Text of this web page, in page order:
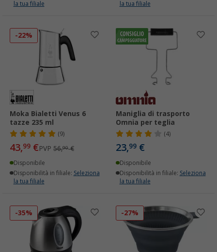
la tua filiale
la tua filiale
-22%
Moka Bialetti Venus 6
tazze 235 ml
(9)
43,99 €PVP 56,90€
Disponibile
Disponibilità in filiale: Seleziona
la tua filiale
Maniglia di trasporto
Omnia per teglia
(4)
23,99 €
Disponibile
Disponibilità in filiale: Seleziona
la tua filiale
-35% -27%